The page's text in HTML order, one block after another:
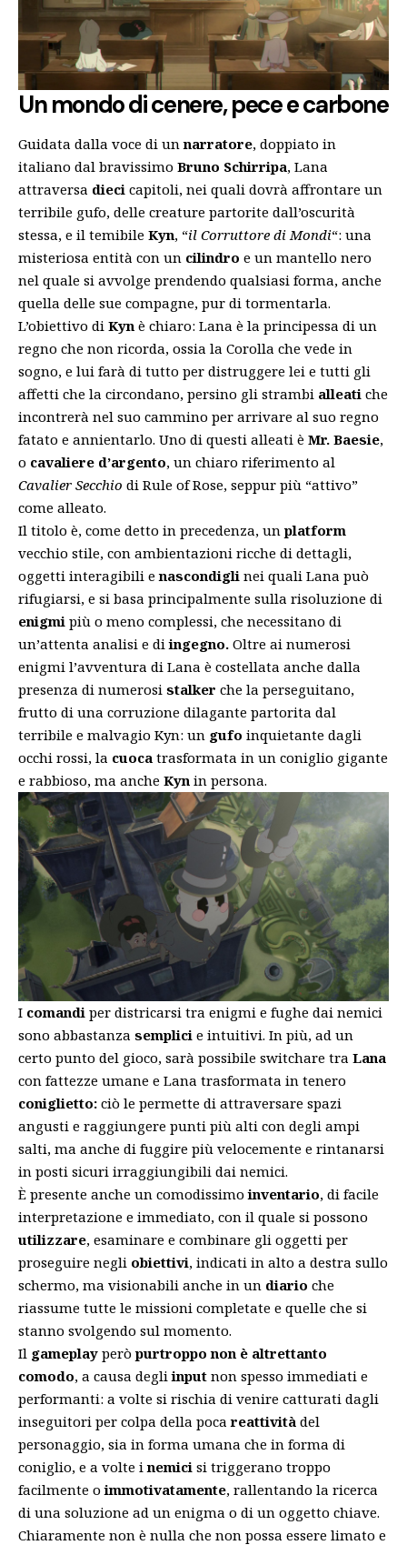
Un mondo di cenere, pece e carbone
Guidata dalla voce di unnarratore, doppiato in
italiano dal bravissimo Bruno Schirripa, Lana
attraversa dieci capitoli, nei quali dovrà affrontare un
terribile gufo, delle creature partorite dall’oscurità
stessa, e il temibile Kyn, “il Corruttore di Mondi“: una
misteriosa entità con un cilindro e un mantello nero
nel quale si avvolge prendendo qualsiasi forma, anche
quella delle sue compagne, pur di tormentarla.
L’obiettivo di Kyn è chiaro: Lana è la principessa di un
regno che non ricorda, ossia la Corolla che vede in
sogno, e lui farà di tutto per distruggere lei e tutti gli
affetti che la circondano, persino gli strambi alleati che
incontrerà nel suo cammino per arrivare al suo regno
fatato e annientarlo. Uno di questi alleati è Mr. Baesie,
o cavaliere d’argento, un chiaro riferimento al
Cavalier Secchio di Rule of Rose, seppur più “attivo”
come alleato.
Il titolo è, come detto in precedenza, unplatform
vecchio stile, con ambientazioni ricche di dettagli,
oggetti interagibili enascondigli nei quali Lana può
rifugiarsi, e si basa principalmente sulla risoluzione di
enigmi più o meno complessi, che necessitano di
un’attenta analisi e diingegno. Oltre ai numerosi
enigmi l’avventura di Lana è costellata anche dalla
presenza di numerosi stalker che la perseguitano,
frutto di una corruzione dilagante partorita dal
terribile e malvagio Kyn: un gufo inquietante dagli
occhi rossi, la cuoca trasformata in un coniglio gigante
e rabbioso, ma anche Kyn in persona.
I comandi per districarsi tra enigmi e fughe dai nemici
sono abbastanza semplici e intuitivi. In più, ad un
certo punto del gioco, sarà possibile switchare tra Lana
con fattezze umane e Lana trasformata in tenero
coniglietto: ciò le permette di attraversare spazi
angusti e raggiungere punti più alti con degli ampi
salti, ma anche di fuggire più velocemente e rintanarsi
in posti sicuri irraggiungibili dai nemici.
È presente anche un comodissimoinventario, di facile
interpretazione e immediato, con il quale si possono
utilizzare, esaminare e combinare gli oggetti per
proseguire negli obiettivi, indicati in alto a destra sullo
schermo, ma visionabili anche in un diario che
riassume tutte le missioni completate e quelle che si
stanno svolgendo sul momento.
Il gameplay peròpurtroppo non è altrettanto
comodo, a causa degliinput non spesso immediati e
performanti: a volte si rischia di venire catturati dagli
inseguitori per colpa della pocareattività del
personaggio, sia in forma umana che in forma di
coniglio, e a volte inemici si triggerano troppo
facilmente oimmotivatamente, rallentando la ricerca
di una soluzione ad un enigma o di un oggetto chiave.
Chiaramente non è nulla che non possa essere limato e